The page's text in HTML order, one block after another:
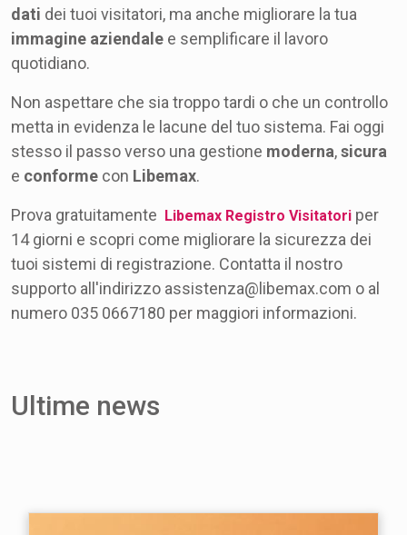
dati dei tuoi visitatori, ma anche migliorare la tua
immagine aziendale e semplificare il lavoro
quotidiano.
Non aspettare che sia troppo tardi o che un controllo
metta in evidenza le lacune del tuo sistema. Fai oggi
stesso il passo verso una gestione moderna,sicura
e conforme con Libemax.
Prova gratuitamente Libemax Registro Visitatori per
14 giorni e scopri come migliorare la sicurezza dei
tuoi sistemi di registrazione. Contatta il nostro
supporto all'indirizzo assistenza@libemax.com o al
numero 035 0667180 per maggiori informazioni.
Ultime news